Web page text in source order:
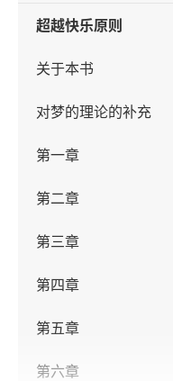
超越快乐原则
关于本书
对梦的理论的补充
第一章
第二章
第三章
第四章
第五章
第六章